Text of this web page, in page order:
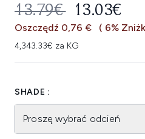
SUGEROWANA
13.79€ 13.03€
Oszczędź 0,76 € ( 6%
4,343.33€ za KG
SHADE :
Proszę wybrać odcień